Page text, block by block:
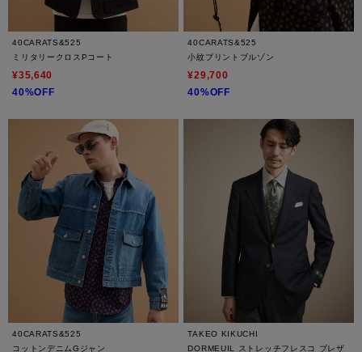
40CARATS&525
ミリタリークロスPコート
¥35,640
40%OFF
40CARATS&525
小紋プリントブルゾン
¥29,700
40%OFF
40CARATS&525
コットンデニムGジャン
TAKEO KIKUCHI
DORMEUIL ストレッチフレスコ ブレザ